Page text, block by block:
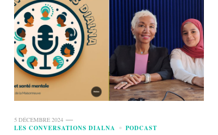
5 DÉCEMBRE 2024
LES CONVERSATIONS DIALNA PODCAST